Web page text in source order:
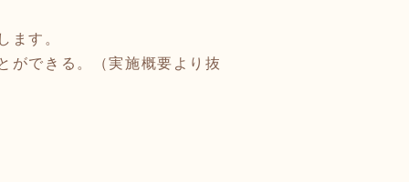
ます。
ができる。（実施概要より抜